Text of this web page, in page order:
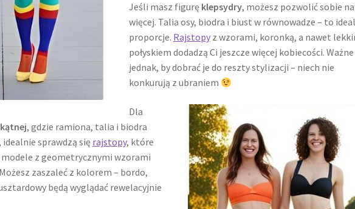
Jeśli masz figurę klepsydry, możesz pozwolić sobie na
więcej. Talia osy, biodra i biust w równowadze – to
proporcje. Rajstopyz wzorami, koronką, a nawet
połyskiem dodadzą Ci jeszcze więcej kobiecości. Ważne
jednak, by dobrać je do reszty stylizacji – niech nie
konkurują z ubraniem
Dla
, gdzie ramiona, talia i biodra
sprawdzą się rajstopy, które
modele z geometrycznymi wzorami
zaszaleć z kolorem – bordo,
będą wyglądać rewelacyjnie